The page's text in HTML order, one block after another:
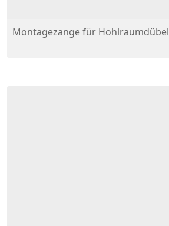
Montagezange für Hohlraumdübel